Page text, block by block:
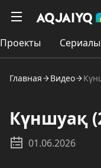
Проекты Сериалы
Главная Видео
Күншуақ
01.06.2026